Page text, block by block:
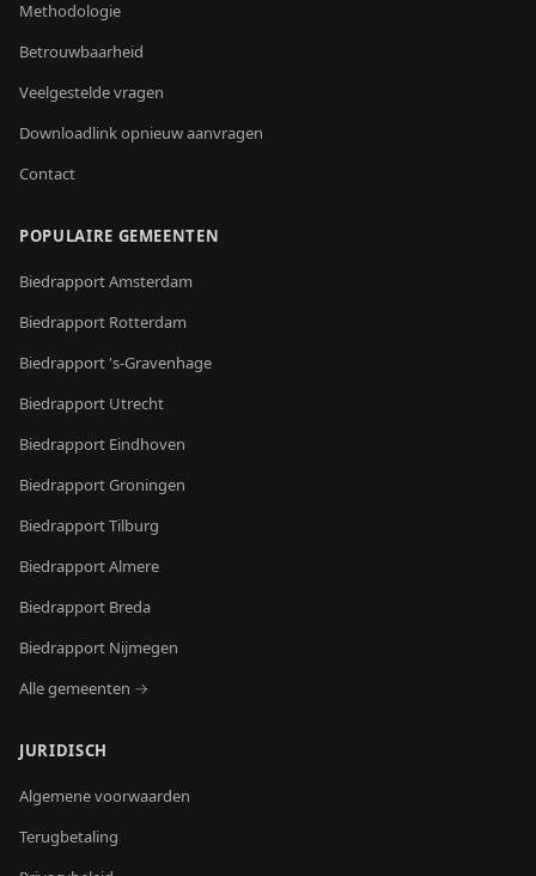
Methodologie
Betrouwbaarheid
Veelgestelde vragen
Downloadlink opnieuw aanvragen
Contact
POPULAIRE GEMEENTEN
BiedrapportAmsterdam
Biedrapport Rotterdam
Biedrapport 's-Gravenhage
Biedrapport Utrecht
Biedrapport Eindhoven
BiedrapportGroningen
BiedrapportTilburg
BiedrapportAlmere
Biedrapport Breda
Biedrapport Nijmegen
Alle gemeenten →
JURIDISCH
Algemene voorwaarden
Terugbetaling